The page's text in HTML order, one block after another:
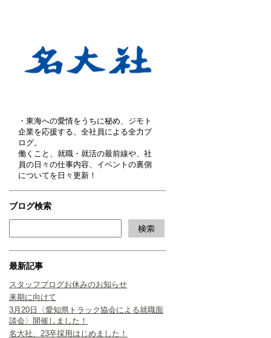
・東海への愛情をうちに秘め、ジモト
企業を応援する、全社員による全力ブ
ログ。
働くこと、就職・就活の最前線や、社
員の日々の仕事内容、イベントの裏側
についてを日々更新！
ブログ検索
最新記事
スタッフブログお休みのお知らせ
来期に向けて
3月20日〈愛知県トラック協会による就職面
談会〉開催しました！
名大社、23卒採用はじめました！